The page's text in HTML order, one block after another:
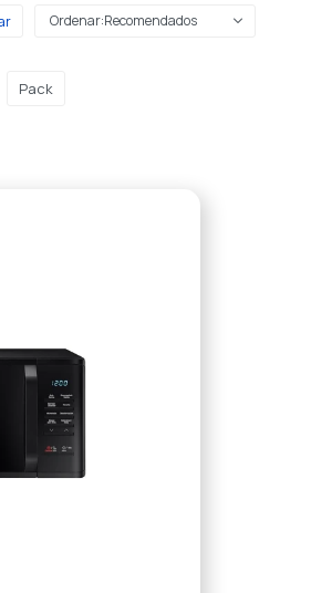
Recomendados
Pack